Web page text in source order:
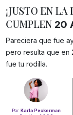
Por Karla Peckerman
¡JUSTO EN
CUMPLEN 20
Pareciera que fue
pero resulta que en
fue tu rodilla.